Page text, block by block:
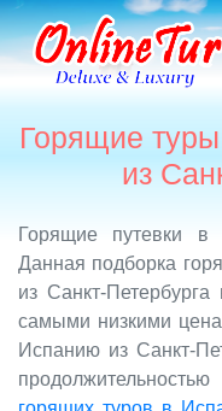
Горящие
из
Горящие путевки в
Данная подборка
из Санкт-
самыми низкими
Испанию из Санкт-